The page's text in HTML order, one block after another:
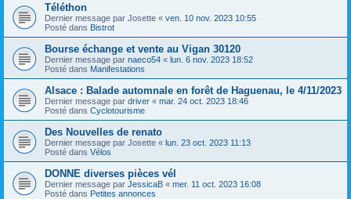
Téléthon
Dernier message par Josette « ven. 10 nov. 2023 10:55
Posté dans Bistrot
Bourse échange et vente au Vigan 30120
Dernier message par naeco54 « lun. 6 nov. 2023 18:52
Posté dans Manifestations
Alsace : Balade automnale en forêt de Haguenau, le 4/11/2023
Dernier message par driver « mar. 24 oct. 2023 18:46
Posté dans Cyclotourisme
Des Nouvelles de renato
Dernier message par Josette « lun. 23 oct. 2023 11:13
Posté dans Vélos
DONNE diverses pièces vél
Dernier message par JessicaB « mer. 11 oct. 2023 16:08
Posté dans Petites annonces